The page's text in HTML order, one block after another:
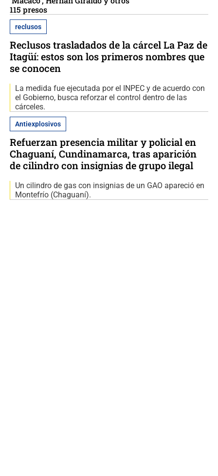
115 presos
reclusos
Reclusos trasladados de la cárcel La Paz de
Itagüí: estos son los primeros nombres que
se conocen
La medida fue ejecutada por el INPEC y de acuerdo con
el Gobierno, busca reforzar el control dentro de las
cárceles.
Antiexplosivos
Refuerzan presencia militar y policial en
Chaguaní, Cundinamarca, tras aparición
de cilindro con insignias de grupo ilegal
Un cilindro de gas con insignias de un GAO apareció en
Montefrío (Chaguaní).